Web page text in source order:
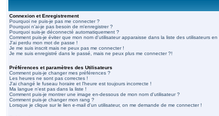
Connexion et Enregistrement
Pourquoi ne puis-je pas me connecter ?
Pourquoi n'ai-je pas besoin de m'enregistrer ?
Pourquoi suis-je déconnecté automatiquement ?
Comment puis-je éviter que mon nom d'utilisateur apparaisse dans la liste des utilisateurs en
J'ai perdu mon mot de passe !
Je me suis inscrit mais ne peux pas me connecter !
Je me suis enregistré dans le passé, mais ne peux plus me connecter ?!
Préférences et paramètres des Utilisateurs
Comment puis-je changer mes préférences ?
Les heures ne sont pas correctes !
J'ai changé le fuseau horaire et l'heure est toujours incorrecte !
Ma langue n'est pas dans la liste !
Comment puis-je montrer une image en-dessous de mon nom d'utilisateur ?
Comment puis-je changer mon rang ?
Lorsque je clique sur le lien e-mail d'un utilisateur, on me demande de me connecter !